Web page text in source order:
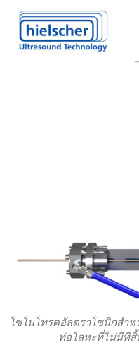
โซโนโทรดอัลตราโซนิกสำ
ท่อโลหะที่ไม่มีที่สิ้